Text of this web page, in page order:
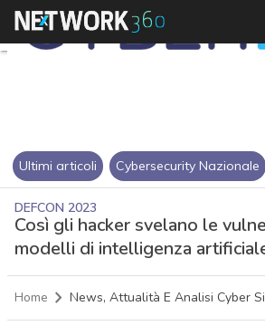
Ultimi articoli Cybersecurity Nazionale
DEFCON 2023
Così gli hacker svelano le
modelli di intelligenza
Home News, Attualità E Analisi Cyber